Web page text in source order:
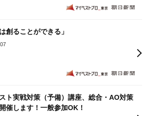
創ることができる」
ト実戦対策（予備）講座、総合・AO対策
催します！一般参加OK！